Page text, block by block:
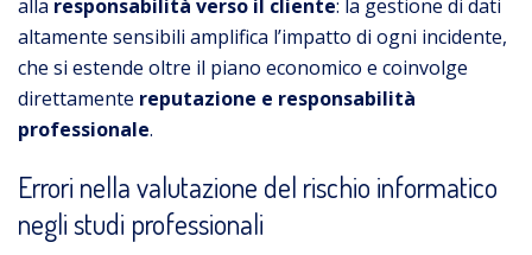
alla responsabilità verso il cliente: la gestione di dati
altamente sensibili amplifica l’impatto di ogni incidente,
che si estende oltre il piano economico e coinvolge
direttamente reputazione e responsabilità
professionale.
Errori nella valutazione del rischio informatico
negli studi professionali